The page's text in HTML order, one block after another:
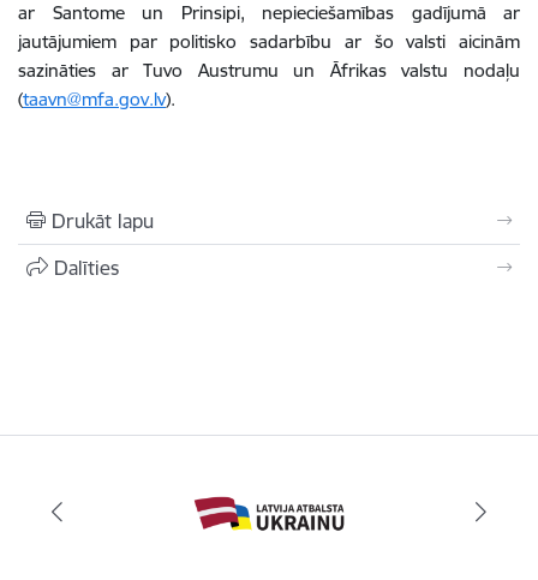
ar Santome un Prinsipi, nepieciešamības gadījumā ar
jautājumiem par politisko sadarbību ar šo valsti aicinām
sazināties ar Tuvo Austrumu un Āfrikas valstu nodaļu
(taavn@mfa.gov.lv).
Drukāt lapu
Dalīties